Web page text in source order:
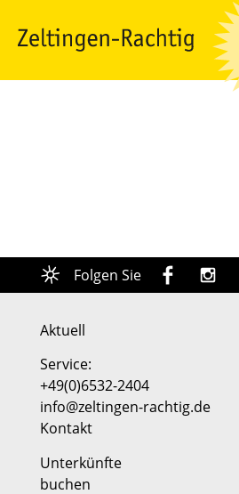
Folgen Sie
Aktuell
Service:
+49(0)6532-2404
info@zeltingen-rachtig.de
Kontakt
Unterkünfte
buchen